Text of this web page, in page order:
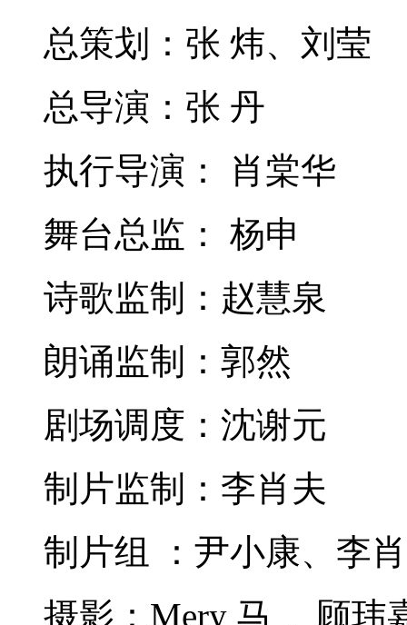
总策划：张 炜、刘莹
总导演：张 丹
执行导演： 肖棠华
舞台总监： 杨申
诗歌监制：赵慧泉
朗诵监制：郭然
剧场调度：沈谢元
制片监制：李肖夫
制片组
：尹小康、李
摄影： Mery 马 、顾玮